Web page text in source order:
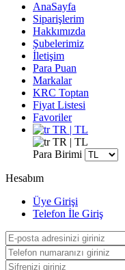
AnaSayfa
Siparişlerim
Hakkımızda
Şubelerimiz
İletişim
Para Puan
Markalar
KRC Toptan
Fiyat Listesi
Favoriler
TR | TL
TR | TL
Para Birimi
Hesabım
Üye Girişi
Telefon İle Giriş